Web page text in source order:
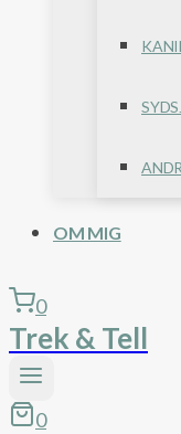
OM MIG
0
Trek & Tell
0